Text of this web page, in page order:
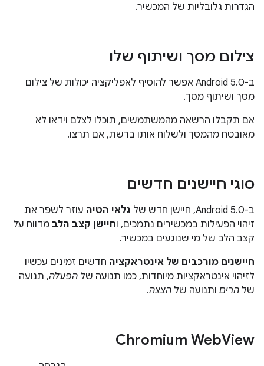
הגדרות גלובליות של המכשיר.
צילום מסך ושיתוף שלו
ב-Android 5.0 אפשר להוסיף לאפליקציה יכולות של צילום
מסך ושיתוף מסך.
אם תקבלו הרשאה מהמשתמשים, תוכלו לצלם וידאו לא
מאובטח מהמסך ולשלוח אותו ברשת, אם תרצו.
סוגי חיישנים חדשים
ב-Android 5.0, חיישן חדש של גלאי הטיה עוזר לשפר את
זיהוי הפעילות במכשירים נתמכים, וחיישן קצב הלב מדווח על
קצב הלב של מי שנוגעים במכשיר.
חיישנים מורכבים של אינטראקציה חדשים זמינים עכשיו
לזיהוי אינטראקציות מיוחדות, כמו תנועה של הפעלה, תנועה
של הרים ותנועה של הצצה.
Chromium WebView